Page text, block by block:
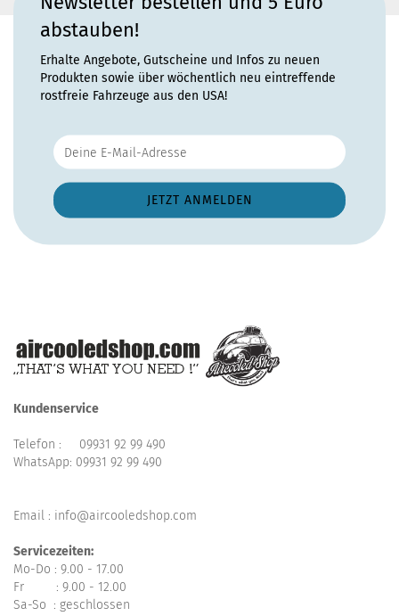
abstauben!
Erhalte Angebote, Gutscheine und Infos zu neuen
Produkten sowie über wöchentlich neu eintreffende
rostfreie Fahrzeuge aus den USA!
Kundenservice
Telefon : 09931 92 99 490
WhatsApp: 09931 92 99 490
Email : info@aircooledshop.com
Servicezeiten:
Mo-Do : 9.00 - 17.00
Fr : 9.00 - 12.00
Sa-So : geschlossen